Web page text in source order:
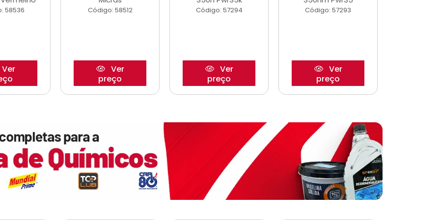
58536
Ver
Código: 58512
Ver
preço
Código: 57294
Ver
preço
Código: 57293
Ver
preço